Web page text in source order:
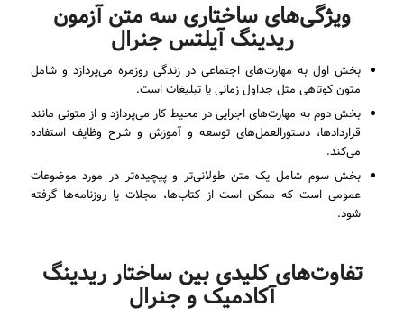
ویژگی‌های ساختاری سه متن آزمون
ریدینگ آیلتس جنرال
بخش اول به مهارت‌های اجتماعی در زندگی روزمره می‌پردازد و شامل
متون کوتاهی مثل جداول زمانی یا تبلیغات است.
بخش دوم به مهارت‌های اجرایی در محیط کار می‌پردازد و از متونی مانند
قراردادها، دستورالعمل‌های توسعه و آموزش و شرح وظایف استفاده
می‌کند.
بخش سوم شامل یک متن طولانی‌تر و پیچیده‌تر در مورد موضوعات
عمومی است که ممکن است از کتاب‌ها، مجلات یا روزنامه‌ها گرفته
شود.
تفاوت‌های کلیدی بین ساختار ریدینگ
آکادمیک و جنرال